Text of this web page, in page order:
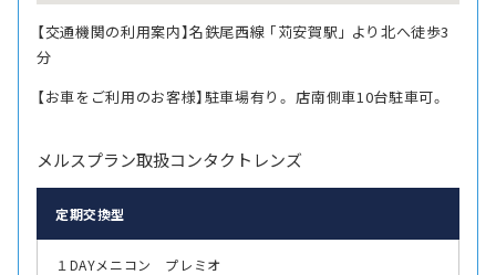
【交通機関の利用案内】名鉄尾西線 ｢苅安賀駅｣ より北へ徒歩3
分
【お車をご利用のお客様】駐車場有り。 店南側車10台駐車可。
メルスプラン取扱コンタクトレンズ
定期交換型
１DAYメニコン プレミオ